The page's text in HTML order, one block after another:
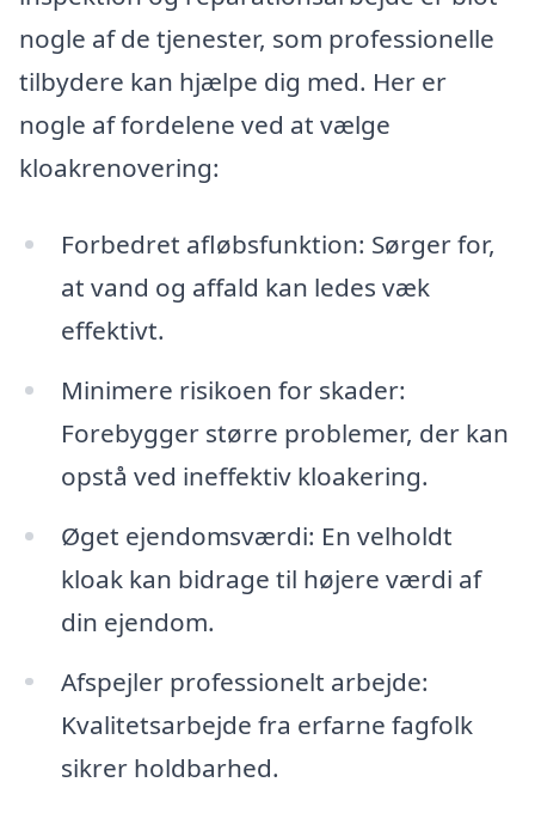
nogle af de tjenester, som professionelle
tilbydere kan hjælpe dig med. Her er
nogle af fordelene ved at vælge
kloakrenovering:
Forbedret afløbsfunktion: Sørger for,
at vand og affald kan ledes væk
effektivt.
Minimere risikoen for skader:
Forebygger større problemer, der kan
opstå ved ineffektiv kloakering.
Øget ejendomsværdi: En velholdt
kloak kan bidrage til højere værdi af
din ejendom.
Afspejler professionelt arbejde:
Kvalitetsarbejde fra erfarne fagfolk
sikrer holdbarhed.